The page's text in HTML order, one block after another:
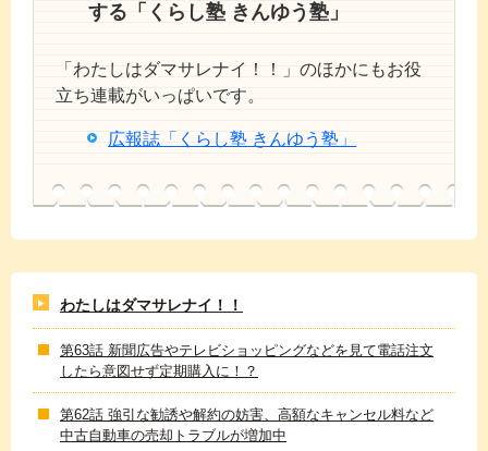
する「くらし塾 きんゆう塾」
「わたしはダマサレナイ！！」のほかにもお役
立ち連載がいっぱいです。
広報誌「くらし塾 きんゆう塾」
わたしはダマサレナイ！！
第63話 新聞広告やテレビショッピングなどを見て電話注文
したら意図せず定期購入に！？
第62話 強引な勧誘や解約の妨害、高額なキャンセル料など
中古自動車の売却トラブルが増加中